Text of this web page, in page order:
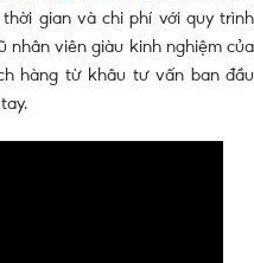
gian và chi phí với quy trình
nhân viên giàu kinh nghiệm của
hàng từ khâu tư vấn ban đầu